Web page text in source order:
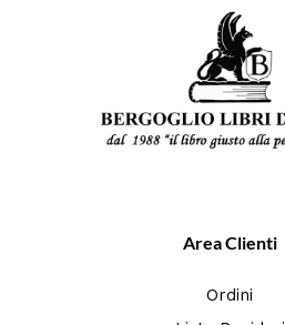
Area Clienti
Ordini